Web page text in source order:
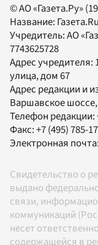
© АО «Газета.Ру»
Название: Газета.Ru
Учредитель:АО
7743625728
Адрес учредителя:
улица, дом 67
Адрес редакции и
Варшавское шоссе,
Телефон редакции:
Факс:+7 (495) 785-
Электронная почта:
Свидетельство о
выдано
связи,
коммуникаций
несет
содержащейся в